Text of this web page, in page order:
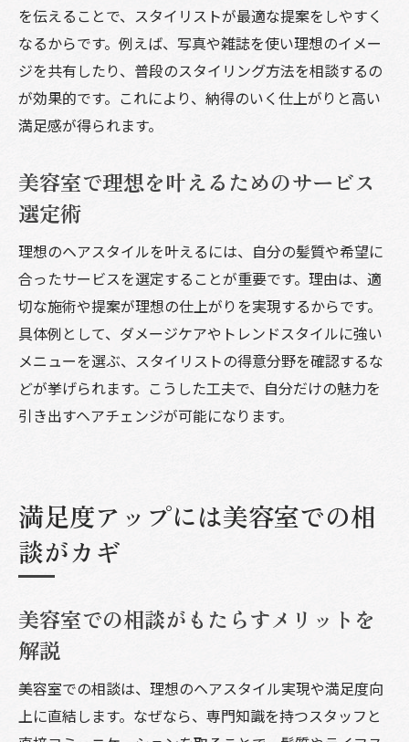
を伝えることで、スタイリストが最適な提案をしやすく
なるからです。例えば、写真や雑誌を使い理想のイメー
ジを共有したり、普段のスタイリング方法を相談するの
が効果的です。これにより、納得のいく仕上がりと高い
満足感が得られます。
美容室で理想を叶えるためのサービス
選定術
理想のヘアスタイルを叶えるには、自分の髪質や希望に
合ったサービスを選定することが重要です。理由は、適
切な施術や提案が理想の仕上がりを実現するからです。
具体例として、ダメージケアやトレンドスタイルに強い
メニューを選ぶ、スタイリストの得意分野を確認するな
どが挙げられます。こうした工夫で、自分だけの魅力を
引き出すヘアチェンジが可能になります。
満足度アップには美容室での相
談がカギ
美容室での相談がもたらすメリットを
解説
美容室での相談は、理想のヘアスタイル実現や満足度向
上に直結します。なぜなら、専門知識を持つスタッフと